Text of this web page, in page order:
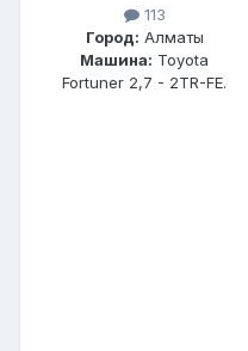
113
Город: Алматы
Машина: Toyota
Fortuner 2,7 - 2TR-FE.